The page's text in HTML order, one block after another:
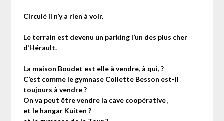
Circulé il n’y a rien à voir.
Le terrain est devenu un parking l’un des plus cher
d’Hérault.
La maison Boudet est elle à vendre, à qui, ?
C’est comme le gymnase Collette Besson est-il
toujours à vendre ?
On va peut être vendre la cave coopérative,
et le hangar Kuiten ?